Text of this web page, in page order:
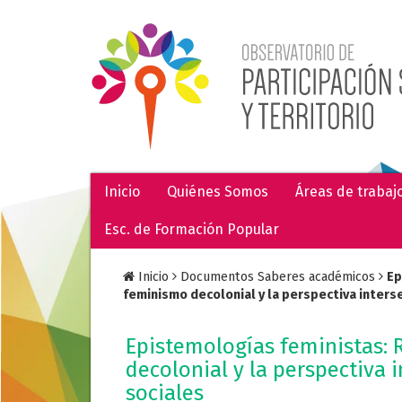
Inicio Quiénes Somos Áreas de
Esc. de Formación Popular
Inicio Documentos Saberes académicos
feminismo decolonial y la perspectiva
Epistemologías feministas:
decolonial y la perspectiva
sociales